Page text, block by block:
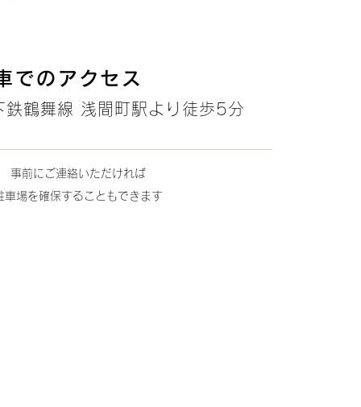
でのアクセス
鉄鶴舞線 浅間町駅より徒歩5分
事前にご連絡いただければ
車場を確保することもできます